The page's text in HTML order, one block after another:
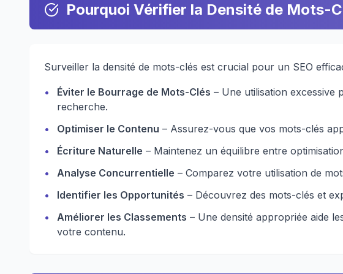
Pourquoi Vérifier la Densité de Mots-
Surveiller la densité de mots-clés est crucial pour un SEO
• Éviter le Bourrage de Mots-Clés – Une utilisation excessive
recherche.
•
Optimiser le Contenu – Assurez-vous que vos mots-clés
•
Écriture Naturelle – Maintenez un équilibre entre
•
Analyse Concurrentielle – Comparez votre utilisation de
•
Identifier les Opportunités – Découvrez des mots-clés et
•
Améliorer les Classements – Une densité appropriée aide
votre contenu.